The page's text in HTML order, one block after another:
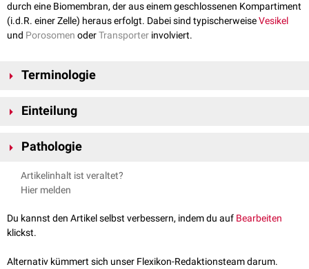
durch eine Biomembran, der aus einem geschlossenen Kompartiment
(i.d.R. einer Zelle) heraus erfolgt. Dabei sind typischerweiseVesikel
und Porosomen oderTransporter involviert.
Terminologie
entsprechende Verb heißt
Einteilung
endokrinerundexokriner
Endokrine Sekretion(innere Sekretion, Inkretion): Abgabe der
relevanten Substanzen ins Blutsystem (gegebenenfalls auch in
auf diese Weise sezernierten Stoffen handelt es sich meist um
Hormone oder regulierende Mediatoren.
Pathologie
Die Sekretion von Drüsen kann pathologisch verändert sein. Man
unterscheidet:
vermindere Sekretion:Hyposekretion
Artikelinhalt ist veraltet?
Hier melden
Du kannst den Artikel selbst verbessern, indem du auf Bearbeiten
klickst.
Alternativ kümmert sich unser Flexikon-Redaktionsteam darum.